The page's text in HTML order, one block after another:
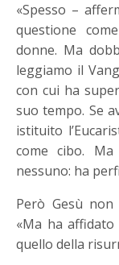
«Spesso –
questione
donne. Ma
leggiamo il
con cui ha
suo tempo. Se
istituito
come cibo.
nessuno: ha
Però Gesù
«Ma ha affidato
quello della